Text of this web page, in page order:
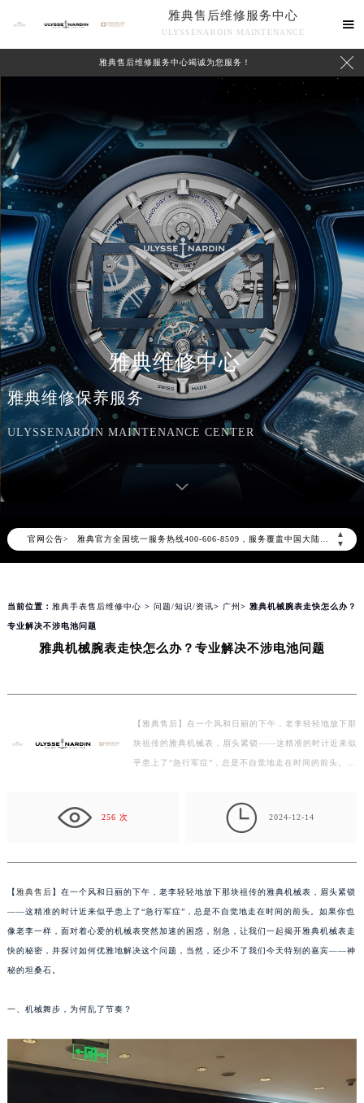
雅典售后维修服务中心
ULYSSENARDIN MAINTENANCE

雅典售后维修服务中心竭诚为您服务！ 
雅典维修中心
雅典维修保养服务
ULYSSENARDIN MAINTENANCE CENTER
官网公告>
▲
▼
雅典官方全国统一服务热线400-606-8509，服务覆盖中国大陆、香港、澳门、台湾全部区域（非大陆需加拨“+86”）
2026年7月雅典售后服务中心最新网点地址：
北京市朝阳区建国门外大街甲6号华熙国际中心写字楼D座11层1102室（需提前预约）
上海市徐汇区虹桥路3号港汇中心写字楼2座37层3705室（需提前预约）
常州市新北区龙锦路1590号现代传媒中心写字楼5号楼10层1008室（需提前预约）
徐州市鼓楼区淮海东路29号苏宁广场IFC国际金融中心写字楼35层3508室（需提前预约）
扬州市邗江区国展路29号星耀天地写字楼1号楼18层1803室（需提前预约）
嘉兴市南湖区广益路705号嘉兴世界贸易中心写字楼A座13层1304室（需提前预约）
南昌市红谷滩新区红谷中大道998号绿地双子塔（中央广场）A1座办公楼14层07室（需提前预约）
深圳市罗湖区深南东路5001号华润大厦写字楼17层1701室（需提前预约）
厦门市思明区湖滨东路95号华润大厦写字楼B座11层1104室（需提前预约）
心介绍 联系我们
当前位置： 雅典手表售后维修中心 > 问题/知识/资讯> 广州 > 雅典机械腕表走快怎么办？
专业解决不涉电池问题
雅典机械腕表走快怎么办？专业解决不涉电池问题
【雅典售后】在一个风和日丽的下午，老李轻轻地放下那
块祖传的雅典机械表，眉头紧锁——这精准的时计近来似
乎患上了“急行军症”，总是不自觉地走在时间的前头。如
256 次
 2024-12-14
【 雅典售后 】在一个风和日丽的下午，老李轻轻地放下那块祖传的雅典机械表，眉头紧锁
——这精准的时计近来似乎患上了“急行军症”，总是不自觉地走在时间的前头。如果你也
像老李一样，面对着心爱的机械表突然加速的困惑，别急，让我们一起揭开雅典机械表走
快的秘密，并探讨如何优雅地解决这个问题，当然，还少不了我们今天特别的嘉宾——神
秘的坦桑石。
一、机械舞步，为何乱了节奏？